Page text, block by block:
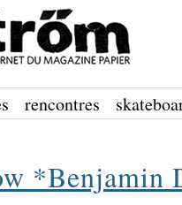
rencontres
*Benjamin